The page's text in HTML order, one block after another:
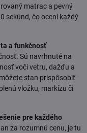
matrac a pevný
sekúnd, čo ocení každý
a funkčnosť
Sú navrhnuté na
voči vetru, dažďu a
stan prispôsobiť
vložku, markízu či
pre každého
za rozumnú cenu, je tu